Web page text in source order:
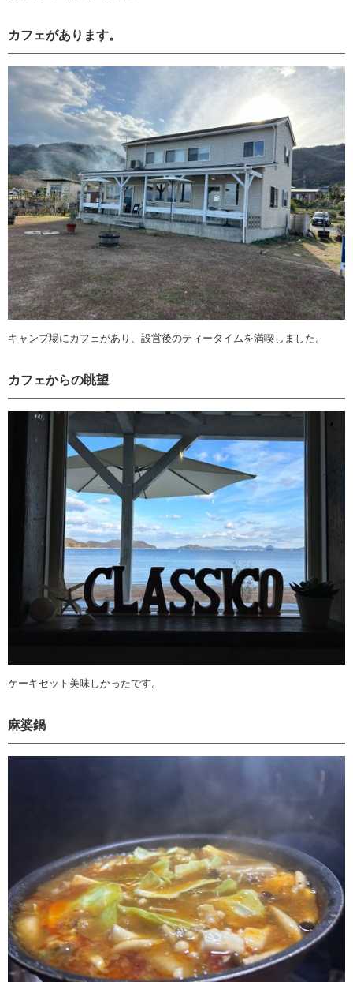
カフェがあります。
キャンプ場にカフェがあり、設営後のティータイムを満喫しました。
カフェからの眺望
ケーキセット美味しかったです。
麻婆鍋